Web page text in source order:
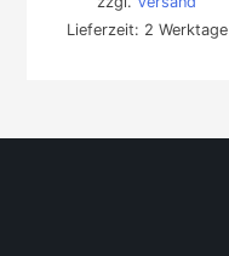
Lieferzeit: 2 Werktage